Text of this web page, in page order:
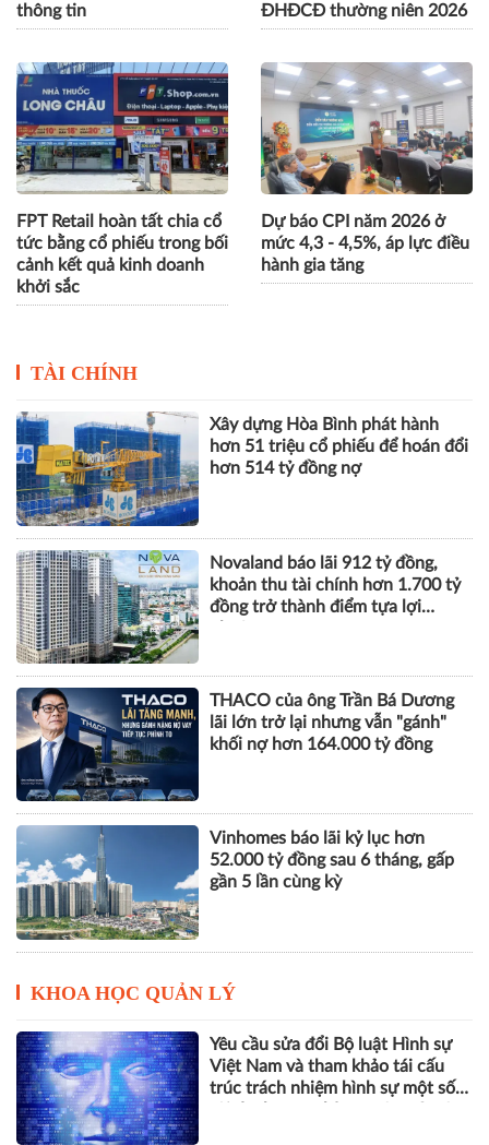
thông tin
ĐHĐCĐ thường niên 2026
FPT Retail hoàn tất chia cổ
tức bằng cổ phiếu trong bối
cảnh kết quả kinh doanh
khởi sắc
Dự báo CPI năm 2026 ở
mức 4,3 - 4,5%, áp lực điều
hành gia tăng
TÀI CHÍNH
Xây dựng Hòa Bình phát hành
hơn 51 triệu cổ phiếu để hoán đổi
hơn 514 tỷ đồng nợ
Novaland báo lãi 912 tỷ đồng,
khoản thu tài chính hơn 1.700 tỷ
đồng trở thành điểm tựa lợi
THACO của ông Trần Bá Dương
lãi lớn trở lại nhưng vẫn "gánh"
khối nợ hơn 164.000 tỷ đồng
Vinhomes báo lãi kỷ lục hơn
52.000 tỷ đồng sau 6 tháng, gấp
gần 5 lần cùng kỳ
KHOA HỌC QUẢN LÝ
Yêu cầu sửa đổi Bộ luật Hình sự
Việt Nam và tham khảo tái cấu
trúc trách nhiệm hình sự một số